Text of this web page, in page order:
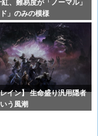
、難易度が「ノーマル」
」のみの模様
イン】 生命盛り汎用隠者
う風潮